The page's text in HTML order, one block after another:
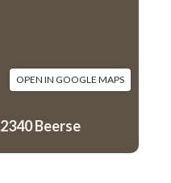
OPEN IN GOOGLE MAPS
2340 Beerse